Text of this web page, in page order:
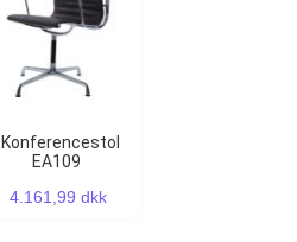
Konferencestol
EA109
4.161,99 dkk